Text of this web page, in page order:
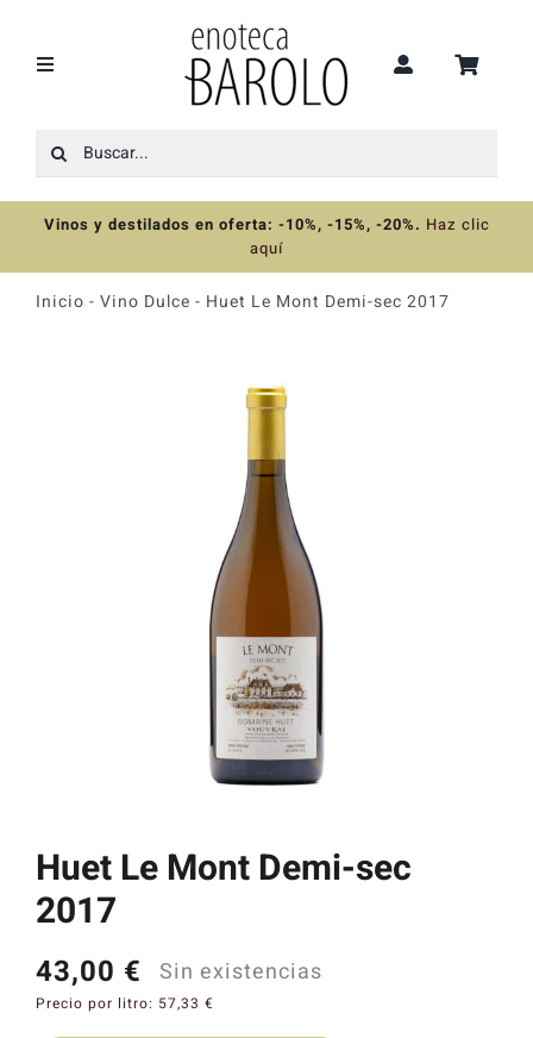
contenido
Toggle
Recomendaciones
Ofertas
Buscar:
Vinos y destilados en oferta: -10%, -15%, -20%. Haz clic
aquí
Inicio - Vino Dulce - Huet Le Mont Demi-sec 2017
Huet Le Mont Demi-sec
2017
43,00 € Sin existencias
Precio por litro: 57,33 €